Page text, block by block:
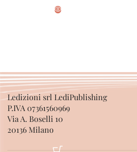
Ledizioni srl LediPublishing
P.IVA 07361560969
Via A. Boselli 10
20136 Milano